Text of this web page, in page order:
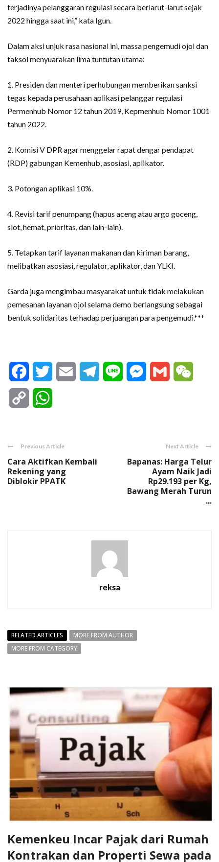
terjadinya pelanggaran regulasi secara berlarut-larut sejak
2022 hingga saat ini,” kata Igun.
Dalam aksi unjuk rasa nasional ini, massa pengemudi ojol dan
taksol menyuarakan lima tuntutan utama:
1. Presiden dan menteri perhubungan memberikan sanksi
tegas kepada perusahaan aplikasi pelanggar regulasi
Permenhub Nomor 12 tahun 2019, Kepmenhub Nomor 1001
tahun 2022.
2. Komisi V DPR agar menggelar rapat dengar pendapat
(RDP) gabungan Kemenhub, asosiasi, aplikator.
3. Potongan aplikasi 10%.
4. Revisi tarif penumpang (hapus aceng atau argo goceng,
slot, hemat, prioritas, dan lain-lain).
5. Tetapkan tarif layanan makanan dan kiriman barang,
melibatkan asosiasi, regulator, aplikator, dan YLKI.
Garda juga mengimbau masyarakat untuk tidak melakukan
pemesanan layanan ojol selama demo berlangsung sebagai
bentuk solidaritas terhadap perjuangan para pengemudi.***
FacebookTwitter Email Telegram
Line Messenger
Gmail
Copy
Previous Article
Cara Aktifkan Kembali
Rekening yang
Diblokir PPATK
Next Article
Bapanas: Harga Telur
Ayam Naik Jadi
Rp29.193 per Kg,
Bawang Merah Turun
...
reksa
RELATED ARTICLES
MORE FROM AUTHOR
MORE FROM CATEGORY
Kemenkeu Incar Pajak dari Rumah
Kontrakan dan Properti Sewa pada